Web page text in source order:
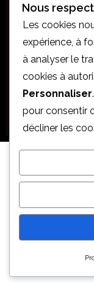
Notre
objets d’art:
meubles
Interventions
Belgique pour
0496 82 95
Nous
Les cookies
expérience, à
à analyser le
cookies à
Personnaliser
pour consentir
décliner les